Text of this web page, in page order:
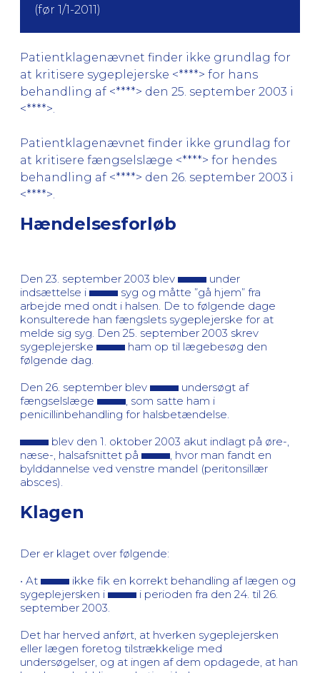
(før 1/1-2011)
Patientklagenævnet finder ikke grundlag for
at kritisere sygeplejerske <****> for hans
behandling af <****> den 25. september 2003 i
<****>.
Patientklagenævnet finder ikke grundlag for
at kritisere fængselslæge <****> for hendes
behandling af <****> den 26. september 2003 i
<****>.
Hændelsesforløb
Den 23. september 2003 blev
under
indsættelse i
syg og måtte ”gå hjem” fra
arbejde med ondt i halsen. De to følgende dage
konsulterede han fængslets sygeplejerske for at
melde sig syg. Den 25. september 2003 skrev
sygeplejerske
ham op til lægebesøg den
følgende dag.
Den 26. september blev
undersøgt af
fængselslæge
, som satte ham i
penicillinbehandling for halsbetændelse.
blev den 1. oktober 2003 akut indlagt på øre-,
næse-, halsafsnittet på
, hvor man fandt en
bylddannelse ved venstre mandel (peritonsillær
absces).
Klagen
Der er klaget over følgende:
• At
ikke fik en korrekt behandling af lægen og
sygeplejersken i
i perioden fra den 24. til 26.
september 2003.
Det har herved anført, at hverken sygeplejersken
eller lægen foretog tilstrækkelige med
undersøgelser, og at ingen af dem opdagede, at han